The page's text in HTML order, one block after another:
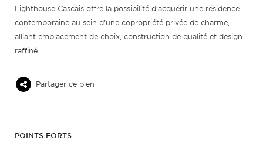
Lighthouse Cascais offre la possibilité d’acquérir une résidence
contemporaine au sein d’une copropriété privée de charme,
alliant emplacement de choix, construction de qualité et design
raffiné.
Partager ce bien
POINTS FORTS